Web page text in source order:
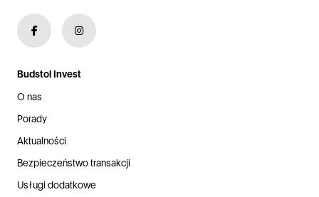
Budstol Invest
O nas
Porady
Aktualności
Bezpieczeństwo transakcji
Usługi dodatkowe